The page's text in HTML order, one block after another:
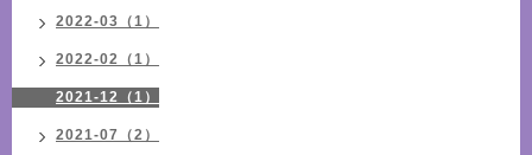
2022-03（1）
2022-02（1）
2021-12（1）
2021-07（2）